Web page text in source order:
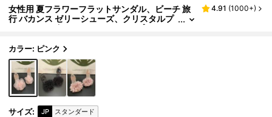
女性用 夏フラワーフラットサンダル、ビーチ 旅
行 バカンス ゼリーシューズ、クリスタルプ
ラスチックビーチスリッパ、オープントゥス
4.91 (1000+)
カラー: ピンク
サイズ: JP スタンダード